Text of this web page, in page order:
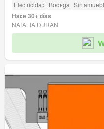
Electricidad Bodega Sin
Hace 30+ días
NATALIA DURAN